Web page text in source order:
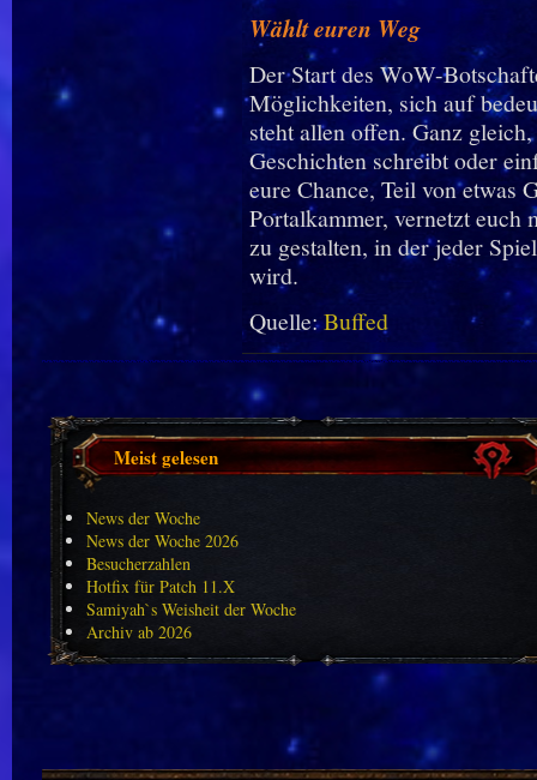
Wählt euren Weg
Der Start des WoW-
Möglichkeiten, sich auf
steht allen offen. Ganz
Geschichten schreibt oder
eure Chance, Teil von etwas
Portalkammer, vernetzt
zu gestalten, in der jeder
wird.
Quelle:Buffed
Meist gelesen
News der Woche
News der Woche 2026
Besucherzahlen
Hotfix für Patch 11.X
Samiyah`s Weisheit der Woche
Archiv ab 2026